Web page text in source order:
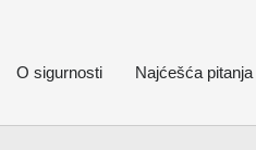
O sigurnosti Najćešća pitanja